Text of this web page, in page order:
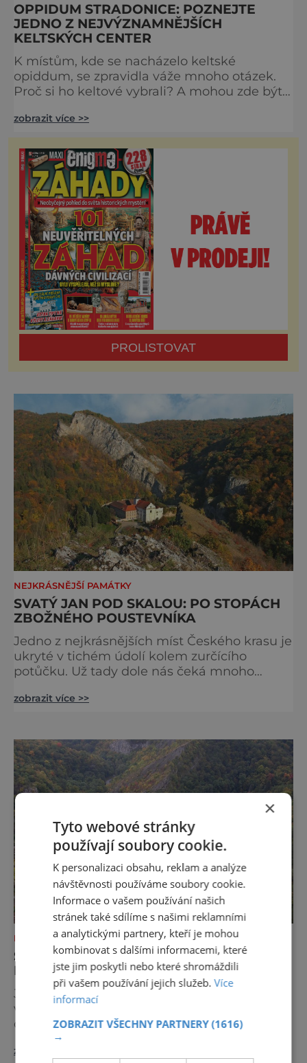
OPPIDUM STRADONICE: POZNEJTE
JEDNO Z NEJVÝZNAMNĚJŠÍCH
KELTSKÝCH CENTER
K místům, kde se nacházelo keltské
opiddum, se zpravidla váže mnoho otázek.
Proč si ho keltové vybrali? A mohou zde být
vykopal syn hrobníka Libor Lebr ve
Stradonicích poklad – asi 200 mincí,
keltských zlatých duhovek! Na světle světa
se po 2000 let objevují nádherné šperky –
zlaté, stříbrné i bronzové šperky, překrásná
zdobená keramika, lékařské nástroje
zobrazit více >>
PROLISTOVAT
NEJKRÁSNĚJŠÍ PAMÁTKY
SVATÝ JAN POD SKALOU: PO STOPÁCH
ZBOŽNÉHO POUSTEVNÍKA
Jedno z nejkrásnějších míst Českého krasu je
ukryté v tichém údolí kolem zurčícího
potůčku. Už tady dole nás čeká mnoho
strmý výstup na skálu nahoře nám ale
krasu na Berounsku zavítal někdy kolem
roku 880 svatý muž jménem Ivan. Usadil se v
jeskyni pod vysokou skálou u p
zobrazit více >>
NEJKRÁSNĚJŠÍ PAMÁTKY
SVATÝ JAN POD SKALOU: JE ZDEJŠÍ
LEGENDA PRAVDIVÁ?
Jedním z nejslavnějších míst, které lidé
vyhledávají pro velké množství energie je
obec Svatý Jan pod Skalou v okrese Beroun,
asi 30 kilometrů jihozápadně od Prahy. U
zdejšího pramene má docházet k zázrakům!
zobrazit více >>
×
Tyto webové stránky
používají soubory cookie.
K personalizaci obsahu, reklam a analýze
návštěvnosti používáme soubory cookie.
Informace o vašem používání našich
stránek také sdílíme s našimi reklamními
a analytickými partnery, kteří je mohou
kombinovat s dalšími informacemi, které
jste jim poskytli nebo které shromáždili
při vašem používání jejich služeb.Více
informací
ZOBRAZIT VŠECHNY PARTNERY(1616)
→